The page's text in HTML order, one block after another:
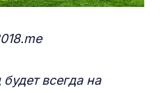
будет всегда на